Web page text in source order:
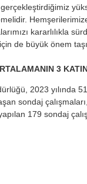
kararlılıkla
de büyük önem
3
2023 yılında
sondaj
179 sondaj